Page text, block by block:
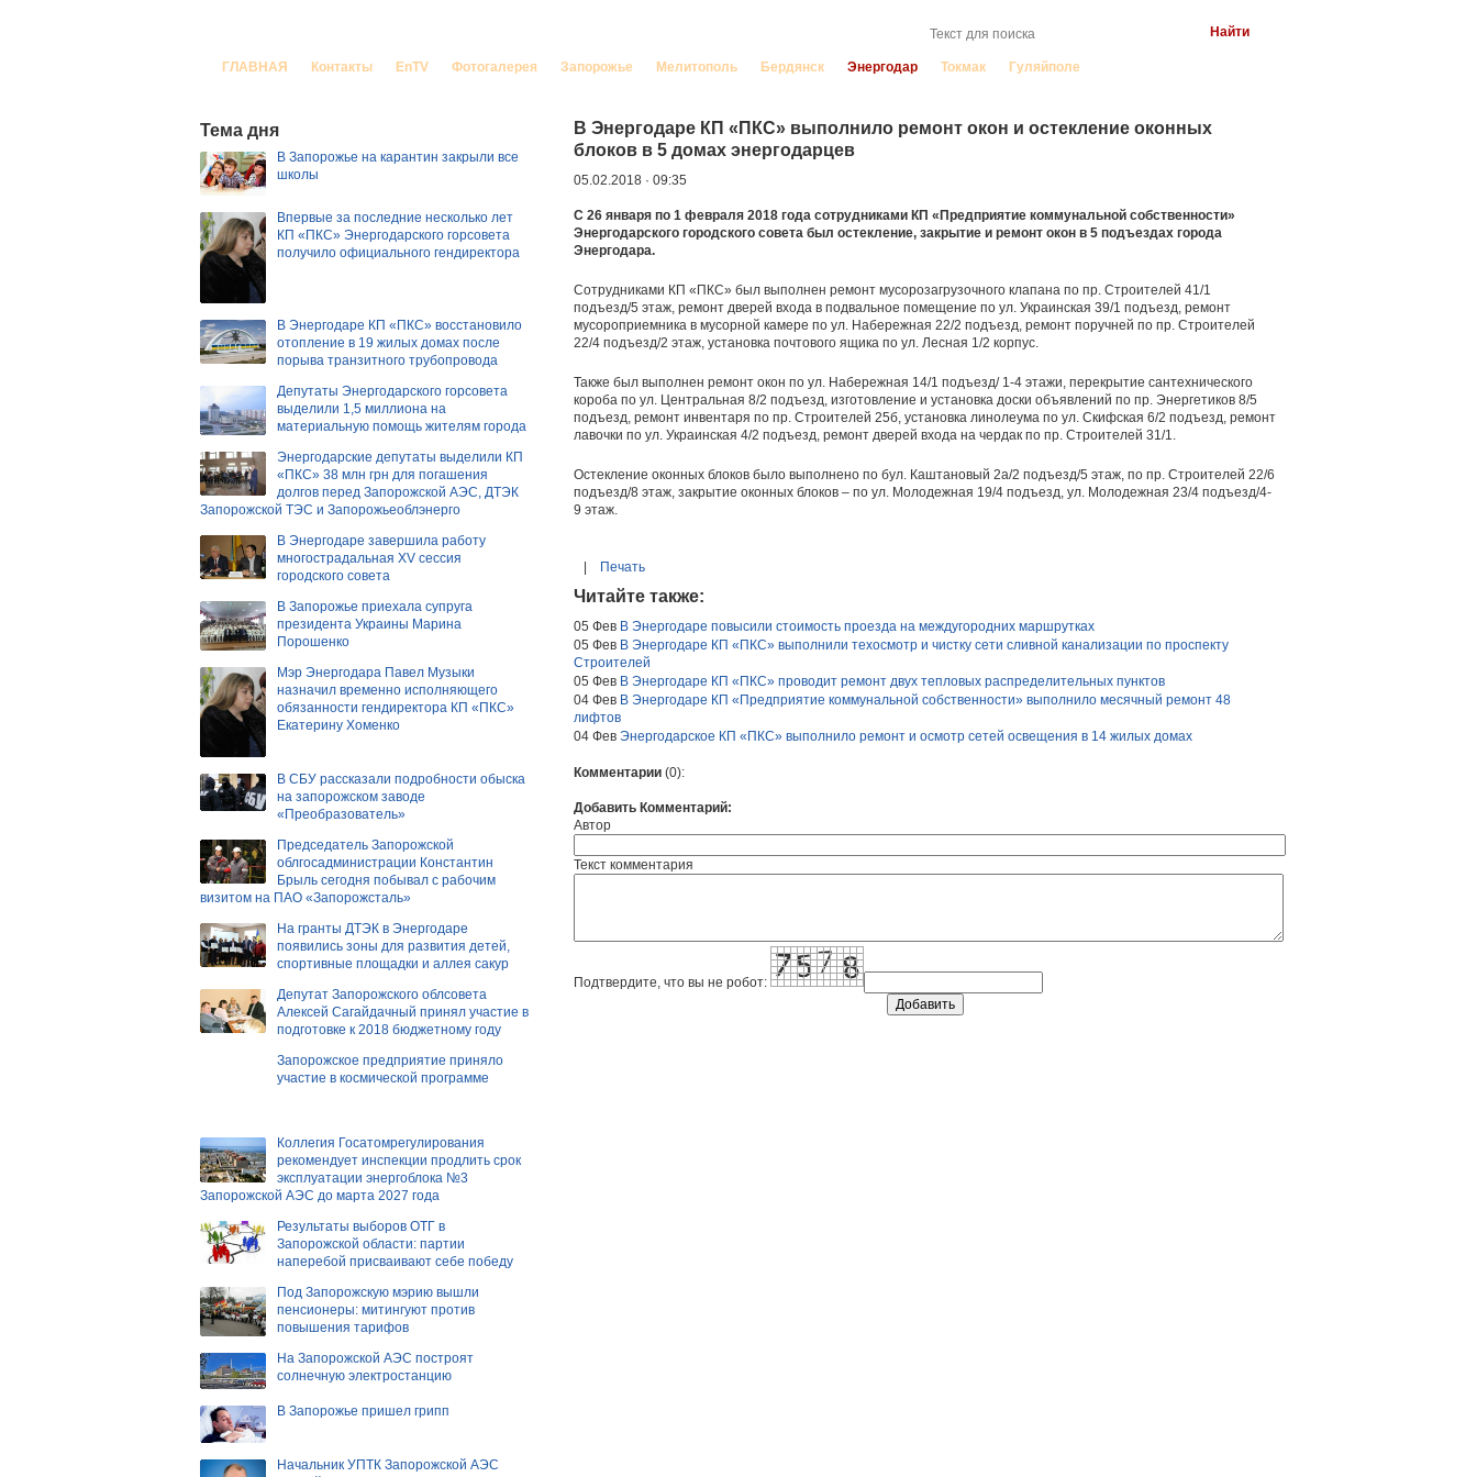
ГЛАВНАЯ Контакты EnTV Фотогалерея Запорожье Мелитополь Бердянск Энергодар Токмак Гуляйполе
Тема дня
В Запорожье на карантин закрыли все
школы
Впервые за последние несколько лет
КП «ПКС» Энергодарского горсовета
получило официального гендиректора
В Энергодаре КП «ПКС» восстановило
отопление в 19 жилых домах после
порыва транзитного трубопровода
Депутаты Энергодарского горсовета
выделили 1,5 миллиона на
материальную помощь жителям города
Энергодарские депутаты выделили КП
«ПКС» 38 млн грн для погашения
долгов перед Запорожской АЭС, ДТЭК
Запорожской ТЭС и Запорожьеоблэнерго
В Энергодаре завершила работу
многострадальная ХV сессия
городского совета
В Запорожье приехала супруга
президента Украины Марина
Порошенко
Мэр Энергодара Павел Музыки
назначил временно исполняющего
обязанности гендиректора КП «ПКС»
Екатерину Хоменко
В СБУ рассказали подробности обыска
на запорожском заводе
«Преобразователь»
Председатель Запорожской
облгосадминистрации Константин
Брыль сегодня побывал с рабочим
визитом на ПАО «Запорожсталь»
На гранты ДТЭК в Энергодаре
появились зоны для развития детей,
спортивные площадки и аллея сакур
Депутат Запорожского облсовета
Алексей Сагайдачный принял участие в
подготовке к 2018 бюджетному году
Запорожское предприятие приняло
участие в космической программе
Коллегия Госатомрегулирования
рекомендует инспекции продлить срок
эксплуатации энергоблока №3
Запорожской АЭС до марта 2027 года
Результаты выборов ОТГ в
Запорожской области: партии
наперебой присваивают себе победу
Под Запорожскую мэрию вышли
пенсионеры: митингуют против
повышения тарифов
На Запорожской АЭС построят
солнечную электростанцию
В Запорожье пришел грипп
Начальник УПТК Запорожской АЭС
В Энергодаре КП «ПКС» выполнило ремонт окон и остекление оконных
блоков в 5 домах энергодарцев
05.02.2018 · 09:35
С 26 января по 1 февраля 2018 года сотрудниками КП «Предприятие коммунальной собственности»
Энергодарского городского совета был остекление, закрытие и ремонт окон в 5 подъездах города
Энергодара.
Сотрудниками КП «ПКС» был выполнен ремонт мусорозагрузочного клапана по пр. Строителей 41/1
подъезд/5 этаж, ремонт дверей входа в подвальное помещение по ул. Украинская 39/1 подъезд, ремонт
мусороприемника в мусорной камере по ул. Набережная 22/2 подъезд, ремонт поручней по пр. Строителей
22/4 подъезд/2 этаж, установка почтового ящика по ул. Лесная 1/2 корпус.
Также был выполнен ремонт окон по ул. Набережная 14/1 подъезд/ 1-4 этажи, перекрытие сантехнического
короба по ул. Центральная 8/2 подъезд, изготовление и установка доски объявлений по пр. Энергетиков 8/5
подъезд, ремонт инвентаря по пр. Строителей 25б, установка линолеума по ул. Скифская 6/2 подъезд, ремонт
лавочки по ул. Украинская 4/2 подъезд, ремонт дверей входа на чердак по пр. Строителей 31/1.
Остекление оконных блоков было выполнено по бул. Каштановый 2а/2 подъезд/5 этаж, по пр. Строителей 22/6
подъезд/8 этаж, закрытие оконных блоков – по ул. Молодежная 19/4 подъезд, ул. Молодежная 23/4 подъезд/4-
9 этаж.
Печать
Читайте также:
05 Фев В Энергодаре повысили стоимость проезда на междугородних маршрутках
05 Фев В Энергодаре КП «ПКС» выполнили техосмотр и чистку сети сливной канализации по проспекту
Строителей
05 Фев В Энергодаре КП «ПКС» проводит ремонт двух тепловых распределительных пунктов
04 Фев В Энергодаре КП «Предприятие коммунальной собственности» выполнило месячный ремонт 48
лифтов
04 Фев Энергодарское КП «ПКС» выполнило ремонт и осмотр сетей освещения в 14 жилых домах
Комментарии (0):
Добавить Комментарий:
Автор
Текст комментария
Подтвердите, что вы не робот: